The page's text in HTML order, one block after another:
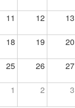
11 12 13
18 19 20
25 26 27
1 2 3